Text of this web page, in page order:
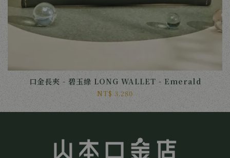
口金長夾 - 碧玉綠 LONG WALLET - Emerald
NT$ 3,280